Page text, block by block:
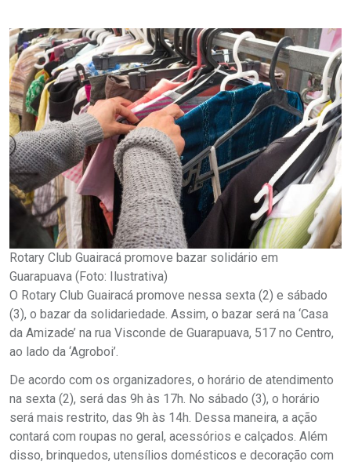
Rotary Club Guairacá promove bazar solidário em
Guarapuava (Foto: Ilustrativa)
O Rotary Club Guairacá promove nessa sexta (2) e sábado
(3), o bazar da solidariedade. Assim, o bazar será na ‘Casa
da Amizade’ na rua Visconde de Guarapuava, 517 no Centro,
ao lado da ‘Agroboi’.
De acordo com os organizadores, o horário de atendimento
na sexta (2), será das 9h às 17h. No sábado (3), o horário
será mais restrito, das 9h às 14h. Dessa maneira, a ação
contará com roupas no geral, acessórios e calçados. Além
disso, brinquedos, utensílios domésticos e decoração com